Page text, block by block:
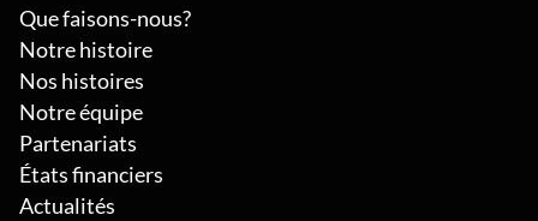
Que faisons-nous?
Notre histoire
Nos histoires
Notre équipe
Partenariats
États financiers
Actualités